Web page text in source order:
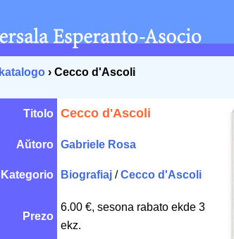
katalogo › Cecco d'Ascoli
Titolo Cecco d'Ascoli
Aŭtoro Gabriele Rosa
Kategorio Biografiaj /Cecco d'Ascoli
Prezo
6.00 €, sesona rabato ekde 3
ekz.